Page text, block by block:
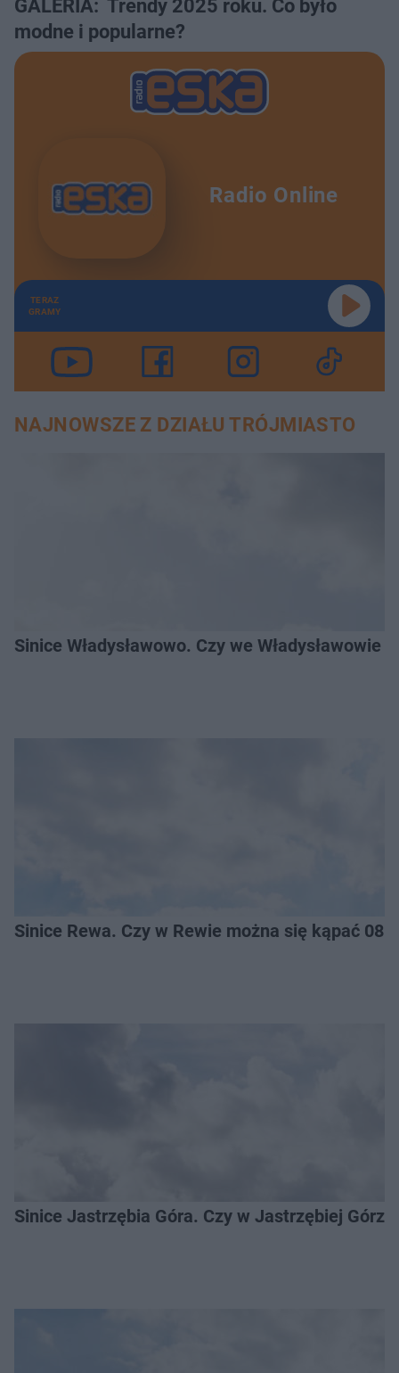
GALERIA: Trendy 2025 roku. Co było
modne i popularne?
Radio Online
TERAZ
GRAMY
NAJNOWSZE Z DZIAŁU TRÓJMIASTO
Sinice Władysławowo. Czy we
Sinice Rewa. Czy w Rewie można się kąpać
Sinice Jastrzębia Góra. Czy w Jastrzębiej